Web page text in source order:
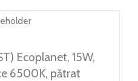
Ecoplanet, 15W,
6500K, pătrat